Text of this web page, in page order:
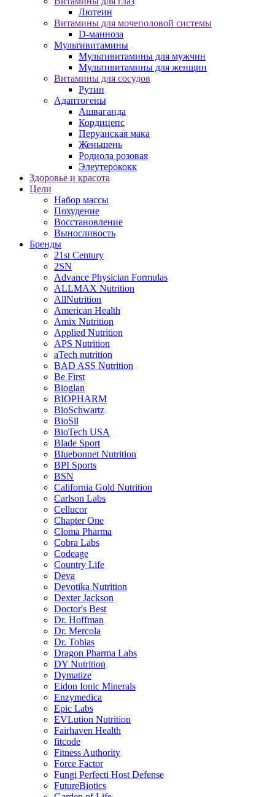
Лютеин
Витамины для мочеполовой системы
D-манноза
Мультивитамины
Мультивитамины для мужчин
Мультивитамины для женщин
Витамины для сосудов
Рутин
Адаптогены
Ашваганда
Кордицепс
Перуанская мака
Женьшень
Родиола розовая
Элеутерококк
Здоровье и красота
Цели
Набор массы
Похудение
Восстановление
Выносливость
Бренды
21st Century
2SN
Advance Physician Formulas
ALLMAX Nutrition
AllNutrition
American Health
Amix Nutrition
Applied Nutrition
APS Nutrition
aTech nutrition
BAD ASS Nutrition
Be First
Bioglan
BIOPHARM
BioSchwartz
BioSil
BioTech USA
Blade Sport
Bluebonnet Nutrition
BPI Sports
BSN
California Gold Nutrition
Carlson Labs
Cellucor
Chapter One
Cloma Pharma
Cobra Labs
Codeage
Country Life
Deva
Devotika Nutrition
Dexter Jackson
Doctor's Best
Dr. Hoffman
Dr. Mercola
Dr. Tobias
Dragon Pharma Labs
DY Nutrition
Dymatize
Eidon Ionic Minerals
Enzymedica
Epic Labs
EVLution Nutrition
Fairhaven Health
fitcode
Fitness Authority
Force Factor
Fungi Perfecti Host Defense
FutureBiotics